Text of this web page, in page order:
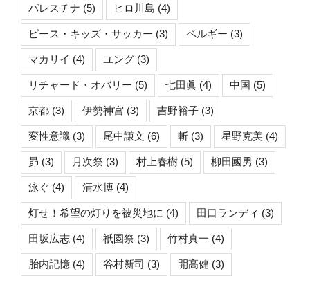
パレスチナ (5) ヒロ川島 (4)
ピース・キッズ・サッカー (3) ベルギー (3)
マカリイ (4) ユング (3)
リチャード・オバリー (5) 七田眞 (4) 中国 (5)
京都 (3) 伊勢神宮 (3) 吉野裕子 (3)
変性意識 (3) 尾中謙文 (6) 斬 (3) 星野克美 (4)
昴 (3) 月次祭 (3) 村上春樹 (5) 柳田國男 (3)
泳ぐ (4) 清水博 (4)
灯せ！希望の灯りを被災地に (4) 田口ランディ (3)
田坂広志 (4) 祇園祭 (3) 竹村真一 (4)
胎内記憶 (4) 谷村新司 (3) 開高健 (3)